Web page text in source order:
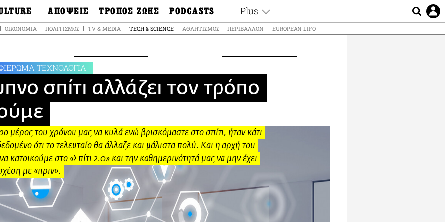
&
ΑΠΟΨΕΙΣ
Ιδέες
Guests
Επιστολές
ΤΡΟΠΟΣ ΖΩΗΣ
Μόδα & Στυλ
Συνταγές
Living
Urban
PODCASTS
Σκληρές Αλήθειες
OnDemand
Άλλο ένα podcast
Ψυχή & Σώμα
Pulp Fiction
Radio Lifo
The Review
LiFO Politics
λόγια
Ζούμε, ρε!
Plus
Θέματα
Εξομολογήσεις
Blogs
Απώλειες
Lgbtqi+
Επιλογές
ΟΙΚΟΝΟΜΊΑ ΠΟΛΙΤΙΣΜΌΣ TV & MEDIA TECH & SCIENCE ΑΘΛΗΤΙΣΜΌΣ ΠΕΡΙΒΆΛΛΟΝ EUROPEAN LIFO
ΤΕΧΝΟΛΟΓΙΑ
σπίτι αλλάζει τον τρόπο
μέρος του χρόνου μας να κυλά ενώ βρισκόμαστε στο σπίτι, ήταν κάτι
ότι το τελευταίο θα άλλαζε και μάλιστα πολύ. Και η αρχή του
κατοικούμε στο «Σπίτι 2.0» και την καθημερινότητά μας να μην έχει
με «πριν».